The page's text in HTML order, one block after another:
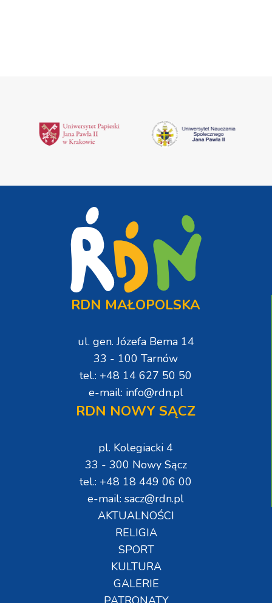
RDN MAŁOPOLSKA
ul. gen. Józefa Bema 14
33 - 100 Tarnów
tel.: +48 14 627 50 50
e-mail: info@rdn.pl
RDN NOWY SĄCZ
pl. Kolegiacki 4
33 - 300 Nowy Sącz
tel.: +48 18 449 06 00
e-mail: sacz@rdn.pl
AKTUALNOŚCI
RELIGIA
SPORT
KULTURA
GALERIE